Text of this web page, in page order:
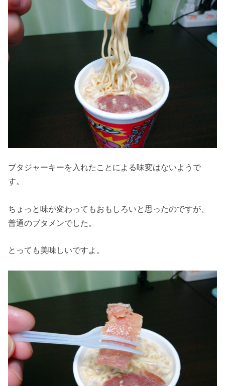
ブタジャーキーを入れたことによる味変はないようで
す。
ちょっと味が変わってもおもしろいと思ったのですが、
普通のブタメンでした。
とっても美味しいですよ。